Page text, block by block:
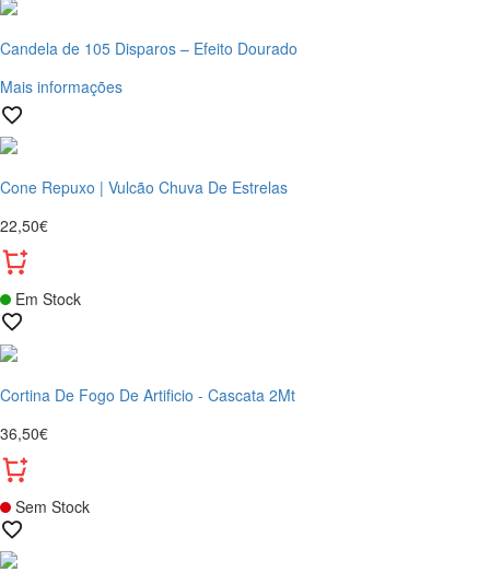
Candela de 105 Disparos – Efeito Dourado
Mais informações
Cone Repuxo | Vulcão Chuva De Estrelas
22,50€
Em Stock
Cortina De Fogo De Artificio - Cascata 2Mt
36,50€
Sem Stock